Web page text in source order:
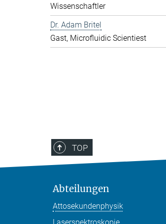
Wissenschaftler
Dr. Adam Britel
Gast, Microfluidic Scientiest
TOP
Abteilungen
Attosekundenphysik